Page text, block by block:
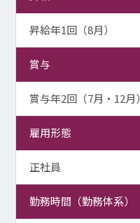
昇給年1回（8月）
賞与
賞与年2回（7月・12月）
雇用形態
正社員
勤務時間（勤務体系）